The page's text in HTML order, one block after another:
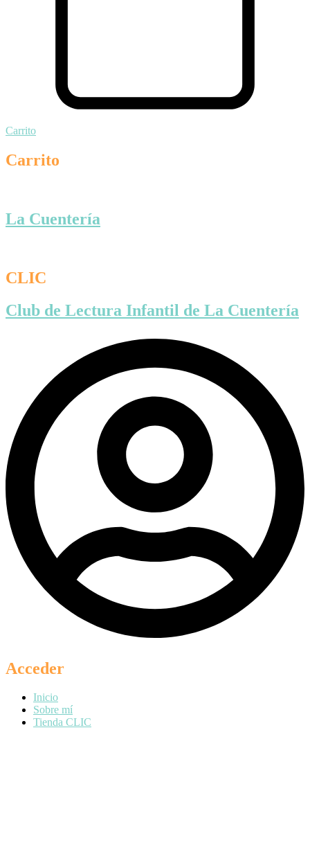
Carrito
Carrito
La Cuentería
CLIC
Club de Lectura Infantil de La Cuentería
Acceder
Inicio
Sobre mí
Tienda CLIC